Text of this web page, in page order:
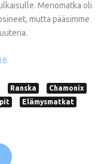
Menomatka oli
mutta pääsimme
Ranska
Chamonix
Elämysmatkat